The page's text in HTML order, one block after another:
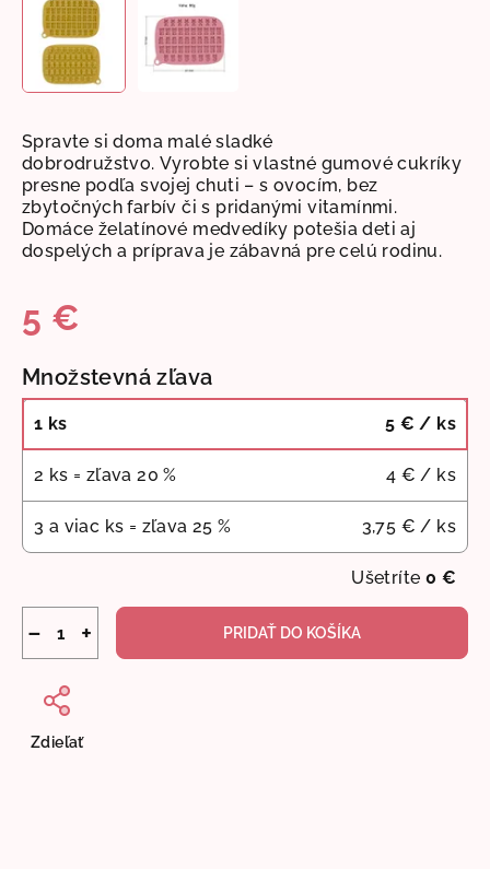
Spravte si doma malé sladké
dobrodružstvo. Vyrobte si vlastné gumové cukríky
presne podľa svojej chuti – s ovocím, bez
zbytočných farbív či s pridanými vitamínmi.
Domáce želatínové medvedíky potešia deti aj
dospelých a príprava je zábavná pre celú rodinu.
5 €
cena:
Množstevná zľava
1 ks 5 € / ks
2 ks = zľava 20 % 4 € / ks
3 a viac ks = zľava 25 % 3,75 € / ks
Ušetríte 0 €
+
− PRIDAŤ DO KOŠÍKA
Zdieľať